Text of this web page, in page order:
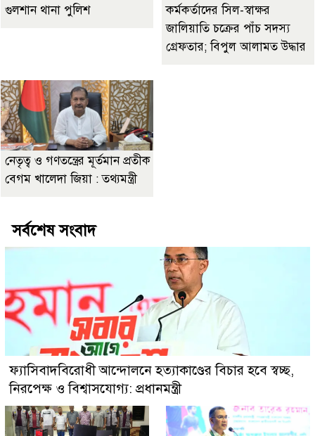
গুলশান থানা পুলিশ
কর্মকর্তাদের সিল-স্বাক্ষর
জালিয়াতি চক্রের পাঁচ সদস্য
গ্রেফতার; বিপুল আলামত উদ্ধার
নেতৃত্ব ও গণতন্ত্রের মূর্তমান প্রতীক
বেগম খালেদা জিয়া : তথ্যমন্ত্রী
সর্বশেষ সংবাদ
ফ্যাসিবাদবিরোধী আন্দোলনে হত্যাকাণ্ডের বিচার হবে স্বচ্ছ,
নিরপেক্ষ ও বিশ্বাসযোগ্য: প্রধানমন্ত্রী